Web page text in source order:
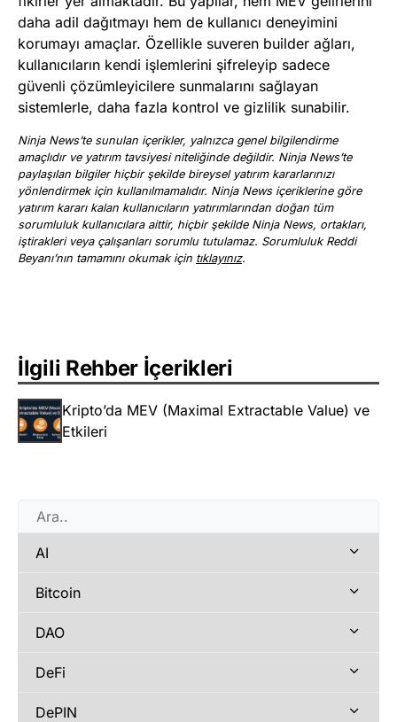
daha adil dağıtmayı hem de kullanıcı deneyimini
korumayı amaçlar. Özellikle suveren builder ağları,
kullanıcıların kendi işlemlerini şifreleyip sadece
güvenli çözümleyicilere sunmalarını sağlayan
sistemlerle, daha fazla kontrol ve gizlilik sunabilir.
Ninja News’te sunulan içerikler, yalnızca genel bilgilendirme
amaçlıdır ve yatırım tavsiyesi niteliğinde değildir. Ninja News’te
paylaşılan bilgiler hiçbir şekilde bireysel yatırım kararlarınızı
yönlendirmek için kullanılmamalıdır. Ninja News içeriklerine göre
yatırım kararı kalan kullanıcıların yatırımlarından doğan tüm
sorumluluk kullanıcılara aittir, hiçbir şekilde Ninja News, ortakları,
iştirakleri veya çalışanları sorumlu tutulamaz. Sorumluluk Reddi
Beyanı’nın tamamını okumak için tıklayınız.
İlgili Rehber İçerikleri
Kripto’da MEV (Maximal Extractable Value) ve
Etkileri
AI
Bitcoin
DAO
DeFi
DePIN